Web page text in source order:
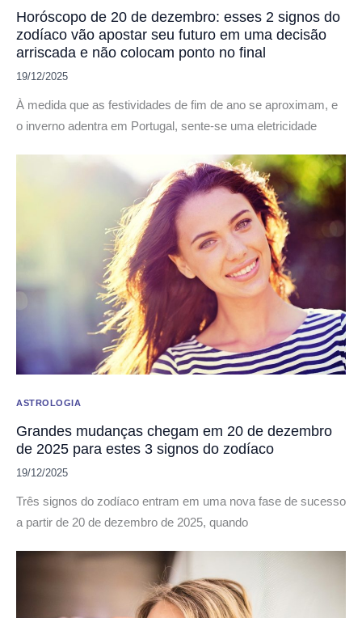
Horóscopo de 20 de dezembro: esses 2 signos do
zodíaco vão apostar seu futuro em uma decisão
arriscada e não colocam ponto no final
19/12/2025
À medida que as festividades de fim de ano se aproximam, e
o inverno adentra em Portugal, sente-se uma eletricidade
ASTROLOGIA
Grandes mudanças chegam em 20 de dezembro
de 2025 para estes 3 signos do zodíaco
19/12/2025
Três signos do zodíaco entram em uma nova fase de sucesso
a partir de 20 de dezembro de 2025, quando